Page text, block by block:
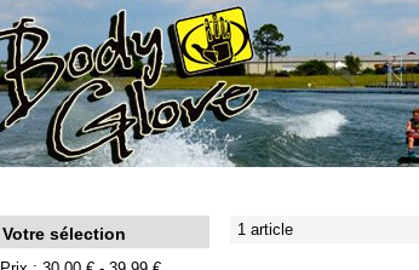
Votre sélection 1 article